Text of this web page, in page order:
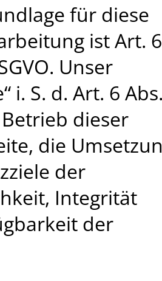
für diese
ist Art. 6
Unser
i. S. d. Art. 6
dieser
die
der
Integrität
der